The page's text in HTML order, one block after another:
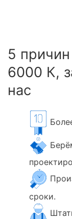
5
6000 К,
нас
сроки.